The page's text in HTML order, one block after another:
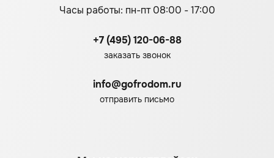
Часы работы: пн-пт 08:00 - 17:00
+7 (495) 120-06-88
заказать звонок
info@gofrodom.ru
отправить письмо